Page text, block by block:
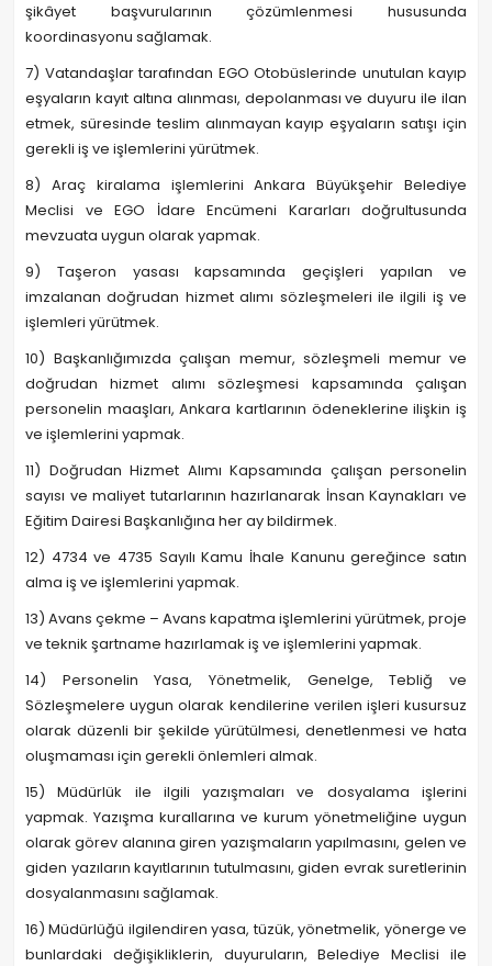
şikâyet başvurularının çözümlenmesi hususunda
koordinasyonu sağlamak.
7) Vatandaşlar tarafından EGO Otobüslerinde unutulan kayıp
eşyaların kayıt altına alınması, depolanması ve duyuru ile ilan
etmek, süresinde teslim alınmayan kayıp eşyaların satışı için
gerekli iş ve işlemlerini yürütmek.
8) Araç kiralama işlemlerini Ankara Büyükşehir Belediye
Meclisi ve EGO İdare Encümeni Kararları doğrultusunda
mevzuata uygun olarak yapmak.
9) Taşeron yasası kapsamında geçişleri yapılan ve
imzalanan doğrudan hizmet alımı sözleşmeleri ile ilgili iş ve
işlemleri yürütmek.
10) Başkanlığımızda çalışan memur, sözleşmeli memur ve
doğrudan hizmet alımı sözleşmesi kapsamında çalışan
personelin maaşları, Ankara kartlarının ödeneklerine ilişkin iş
ve işlemlerini yapmak.
11) Doğrudan Hizmet Alımı Kapsamında çalışan personelin
sayısı ve maliyet tutarlarının hazırlanarak İnsan Kaynakları ve
Eğitim Dairesi Başkanlığına her ay bildirmek.
12) 4734 ve 4735 Sayılı Kamu İhale Kanunu gereğince satın
alma iş ve işlemlerini yapmak.
13) Avans çekme – Avans kapatma işlemlerini yürütmek, proje
ve teknik şartname hazırlamak iş ve işlemlerini yapmak.
14) Personelin Yasa, Yönetmelik, Genelge, Tebliğ ve
Sözleşmelere uygun olarak kendilerine verilen işleri kusursuz
olarak düzenli bir şekilde yürütülmesi, denetlenmesi ve hata
oluşmaması için gerekli önlemleri almak.
15) Müdürlük ile ilgili yazışmaları ve dosyalama işlerini
yapmak. Yazışma kurallarına ve kurum yönetmeliğine uygun
olarak görev alanına giren yazışmaların yapılmasını, gelen ve
giden yazıların kayıtlarının tutulmasını, giden evrak suretlerinin
dosyalanmasını sağlamak.
16) Müdürlüğü ilgilendiren yasa, tüzük, yönetmelik, yönerge ve
bunlardaki değişikliklerin, duyuruların, Belediye Meclisi ile